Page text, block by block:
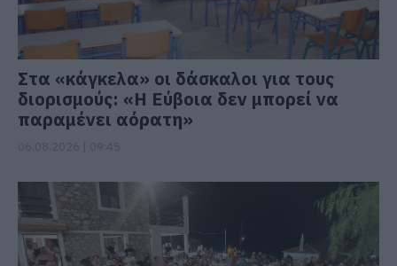
Στα «κάγκελα» οι δάσκαλοι για τους
διορισμούς: «Η Εύβοια δεν μπορεί να
παραμένει αόρατη»